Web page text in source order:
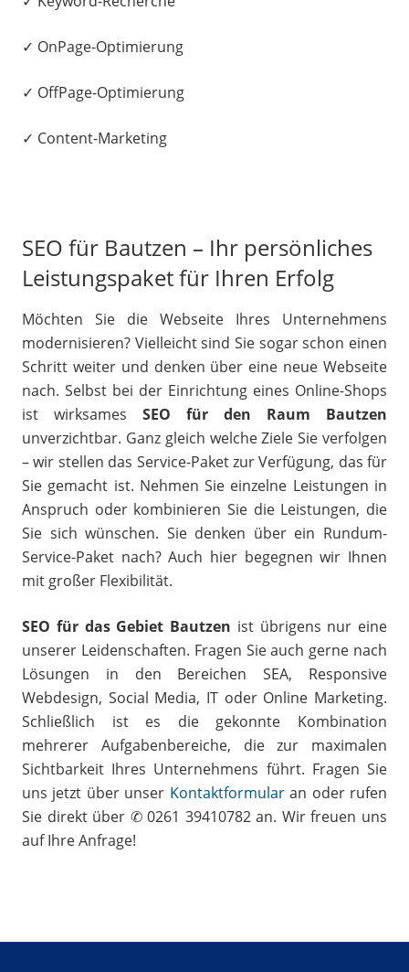
✓ OnPage-Optimierung
✓ OffPage-Optimierung
✓ Content-Marketing
SEO für Bautzen – Ihr persönliches
Leistungspaket für Ihren Erfolg
Möchten Sie die Webseite Ihres Unternehmens
modernisieren? Vielleicht sind Sie sogar schon einen
Schritt weiter und denken über eine neue Webseite
nach. Selbst bei der Einrichtung eines Online-Shops
ist wirksames SEO für den Raum Bautzen
unverzichtbar. Ganz gleich welche Ziele Sie verfolgen
– wir stellen das Service-Paket zur Verfügung, das für
Sie gemacht ist. Nehmen Sie einzelne Leistungen in
Anspruch oder kombinieren Sie die Leistungen, die
Sie sich wünschen. Sie denken über ein Rundum-
Service-Paket nach? Auch hier begegnen wir Ihnen
mit großer Flexibilität.
SEO für das Gebiet Bautzen ist übrigens nur eine
unserer Leidenschaften. Fragen Sie auch gerne nach
Lösungen in den Bereichen SEA, Responsive
Webdesign, Social Media, IT oder Online Marketing.
Schließlich ist es die gekonnte Kombination
mehrerer Aufgabenbereiche, die zur maximalen
Sichtbarkeit Ihres Unternehmens führt. Fragen Sie
uns jetzt über unser Kontaktformularan oder rufen
Sie direkt über ✆ 0261 39410782 an. Wir freuen uns
auf Ihre Anfrage!